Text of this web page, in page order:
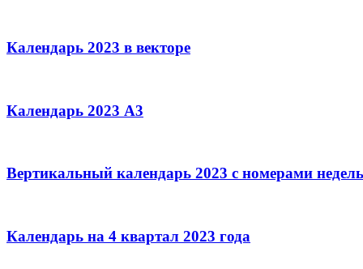
Календарь 2023 в векторе
Календарь 2023 А3
Вертикальный календарь 2023 с номерами недель
Календарь на 4 квартал 2023 года